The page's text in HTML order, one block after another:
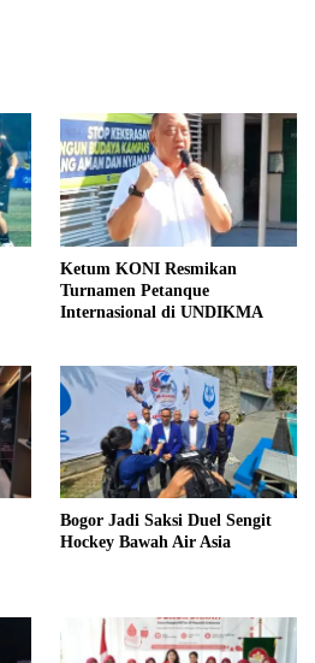
Ketum KONI Resmikan
Turnamen Petanque
Internasional di UNDIKMA
Bogor Jadi Saksi Duel Sengit
Hockey Bawah Air Asia